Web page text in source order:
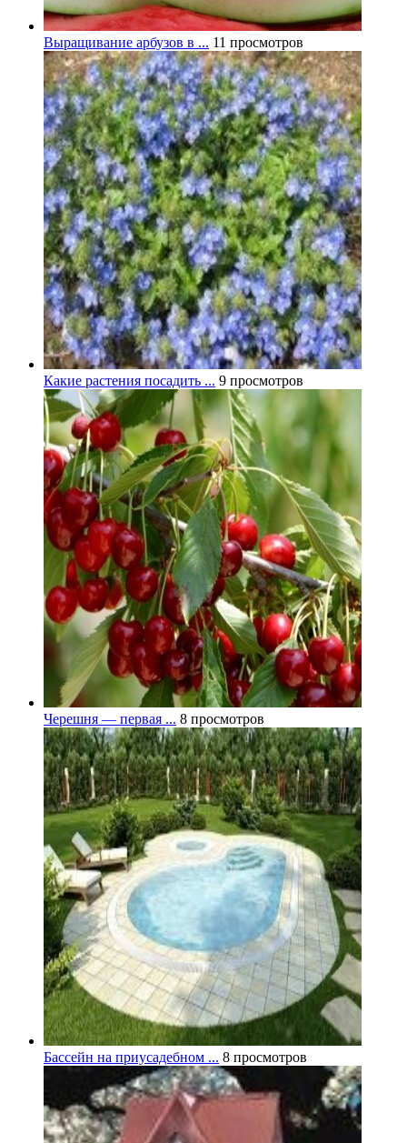
Выращивание арбузов в ... 11 просмотров
Какие растения посадить ... 9 просмотров
Черешня — первая ... 8 просмотров
Бассейн на приусадебном ... 8 просмотров